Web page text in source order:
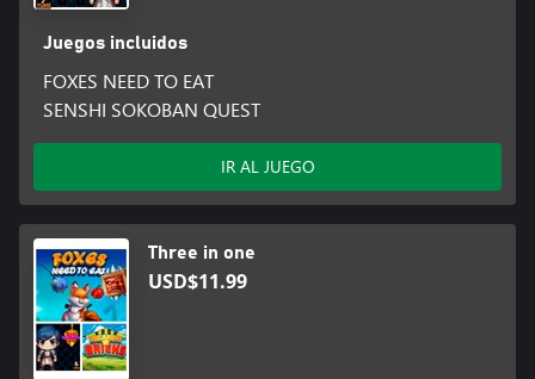
Juegos incluidos
FOXES NEED TO EAT
SENSHI SOKOBAN QUEST
IR AL JUEGO
Three in one
USD$11.99